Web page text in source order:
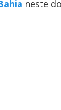
neste